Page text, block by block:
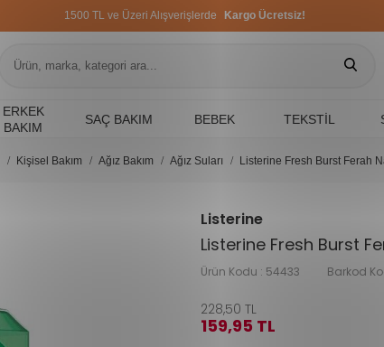
1500 TL ve Üzeri Alışverişlerde Kargo Ücretsiz!
ERKEK
BAKIM
SAÇ BAKIM BEBEK TEKSTIL
Kişisel Bakım Ağız Bakım Ağız Suları Listerine Fresh Burst Ferah
Listerine
Listerine Fresh Burst
Ürün Kodu : 54433 Barkod
228,50 TL
159,95 TL